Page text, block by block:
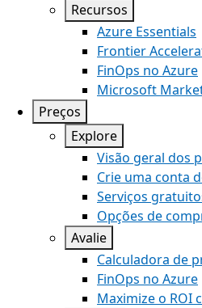
Recursos
Azure Essentials
Frontier
FinOps no Azure
Microsoft
Preços
Explore
Visão geral dos
Crie uma conta
Serviços
Opções de
Avalie
Calculadora de
FinOps no Azure
Maximize o ROI